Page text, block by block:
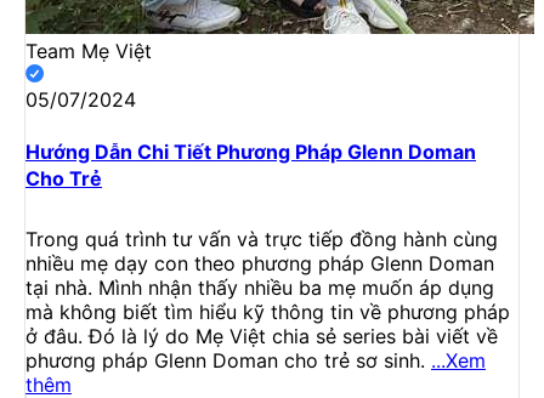
Team Mẹ Việt
05/07/2024
Hướng Dẫn Chi Tiết Phương Pháp Glenn Doman
Cho Trẻ
Trong quá trình tư vấn và trực tiếp đồng hành cùng
nhiều mẹ dạy con theo phương pháp Glenn Doman
tại nhà. Mình nhận thấy nhiều ba mẹ muốn áp dụng
mà không biết tìm hiểu kỹ thông tin về phương pháp
ở đâu. Đó là lý do Mẹ Việt chia sẻ series bài viết về
phương pháp Glenn Doman cho trẻ sơ sinh. ...Xem
thêm